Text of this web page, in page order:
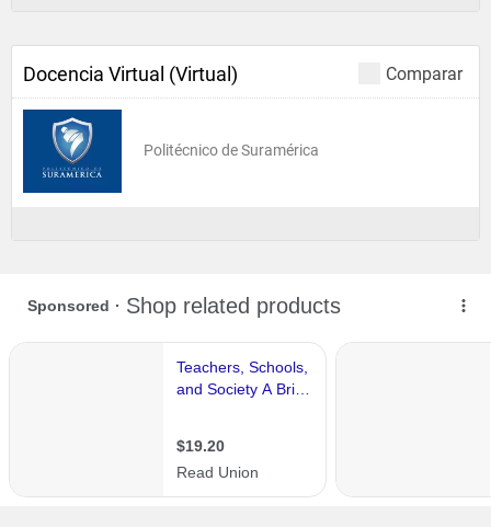
Comparar
Docencia Virtual (Virtual)
Politécnico de Suramérica